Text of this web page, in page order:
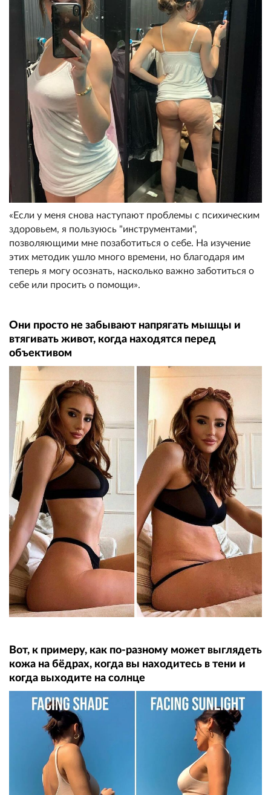
«Если у меня снова наступают проблемы с психическим
здоровьем, я пользуюсь "инструментами",
позволяющими мне позаботиться о себе. На изучение
этих методик ушло много времени, но благодаря им
теперь я могу осознать, насколько важно заботиться о
себе или просить о помощи».
Они просто не забывают напрягать мышцы и
втягивать живот, когда находятся перед
объективом
Вот, к примеру, как по-разному может выглядеть
кожа на бёдрах, когда вы находитесь в тени и
когда выходите на солнце